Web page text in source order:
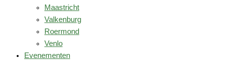
Maastricht
Valkenburg
Roermond
Venlo
Evenementen